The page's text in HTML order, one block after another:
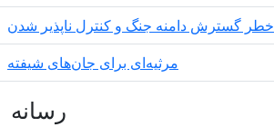
خطر گسترش دامنه جنگ و کنترل ناپذیر شدن
مرثیه‌ای برای جان‌های شیفته
رسانه